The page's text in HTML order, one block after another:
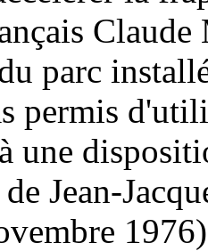
Claude
parc
permis
une
Jean-